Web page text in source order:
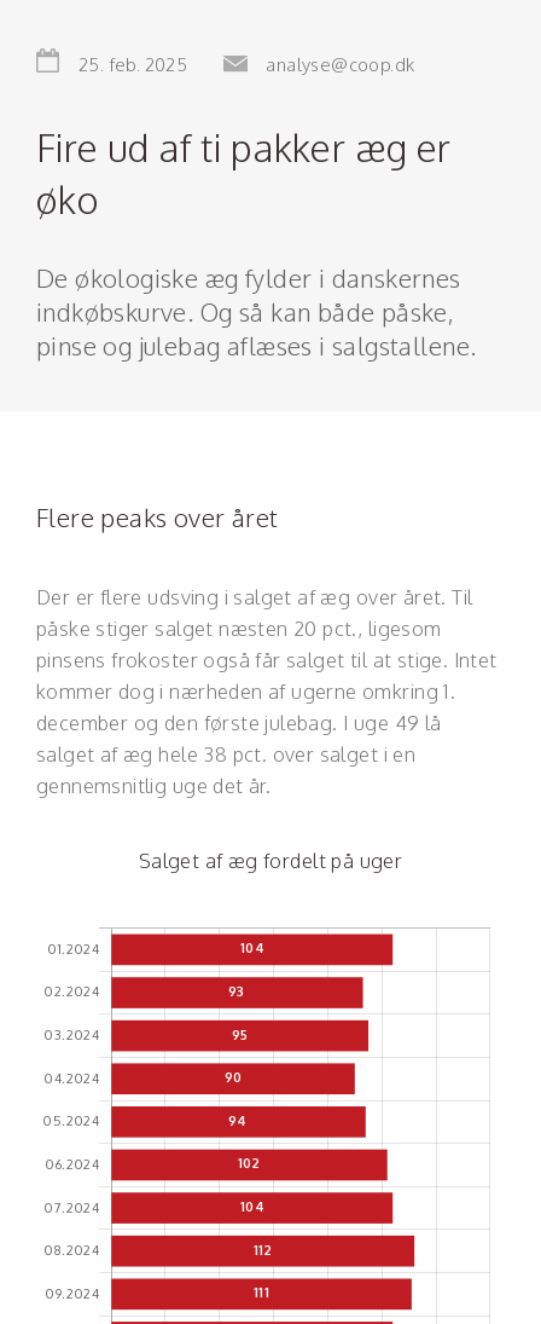
25. feb. 2025 analyse@coop.dk
Fire ud af ti pakker æg er
øko
De økologiske æg fylder i danskernes
indkøbskurve. Og så kan både påske,
pinse og julebag aflæses i salgstallene.
Flere peaks over året
Der er flere udsving i salget af æg over året. Til
påske stiger salget næsten 20 pct., ligesom
pinsens frokoster også får salget til at stige. Intet
kommer dog i nærheden af ugerne omkring 1.
december og den første julebag. I uge 49 lå
salget af æg hele 38 pct. over salget i en
gennemsnitlig uge det år.
Salget af æg fordelt på uger